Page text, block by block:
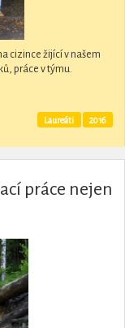
cizince žijící v našem
práce v týmu.
2016
Laureáti
práce nejen